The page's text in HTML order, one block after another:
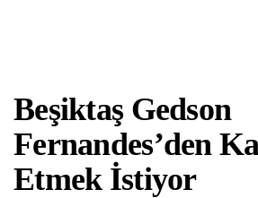
Beşiktaş Gedson
Fernandes’den
Etmek İstiyor